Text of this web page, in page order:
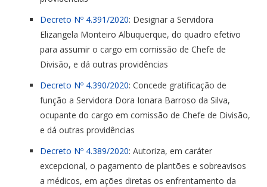
Decreto Nº 4.391/2020: Designar a Servidora
Elizangela Monteiro Albuquerque, do quadro efetivo
para assumir o cargo em comissão de Chefe de
Divisão, e dá outras providências
Decreto Nº 4.390/2020: Concede gratificação de
função a Servidora Dora Ionara Barroso da Silva,
ocupante do cargo em comissão de Chefe de Divisão,
e dá outras providências
Decreto Nº 4.389/2020: Autoriza, em caráter
excepcional, o pagamento de plantões e sobreavisos
a médicos, em ações diretas os enfrentamento da